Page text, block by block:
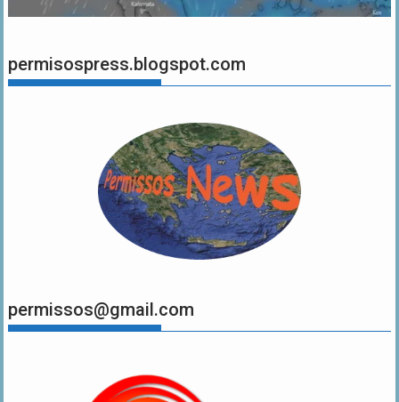
permisospress.blogspot.com
permissos@gmail.com